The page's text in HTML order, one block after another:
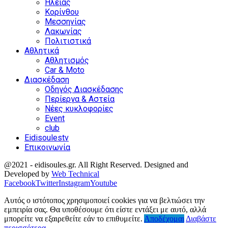
Ηλείας
Κορίνθου
Μεσσηνίας
Λακωνίας
Πολιτιστικά
Αθλητικά
Αθλητισμός
Car & Moto
Διασκέδαση
Οδηγός Διασκέδασης
Περίεργα & Αστεία
Νέες κυκλοφορίες
Event
club
Eidisoulestv
Επικοινωνία
@2021 - eidisoules.gr. All Right Reserved. Designed and
Developed by Web Technical
FacebookTwitterInstagramYoutube
Αυτός ο ιστότοπος χρησιμοποιεί cookies για να βελτιώσει την
εμπειρία σας. Θα υποθέσουμε ότι είστε εντάξει με αυτό, αλλά
μπορείτε να εξαιρεθείτε εάν το επιθυμείτε. Αποδέχομαι Διαβάστε